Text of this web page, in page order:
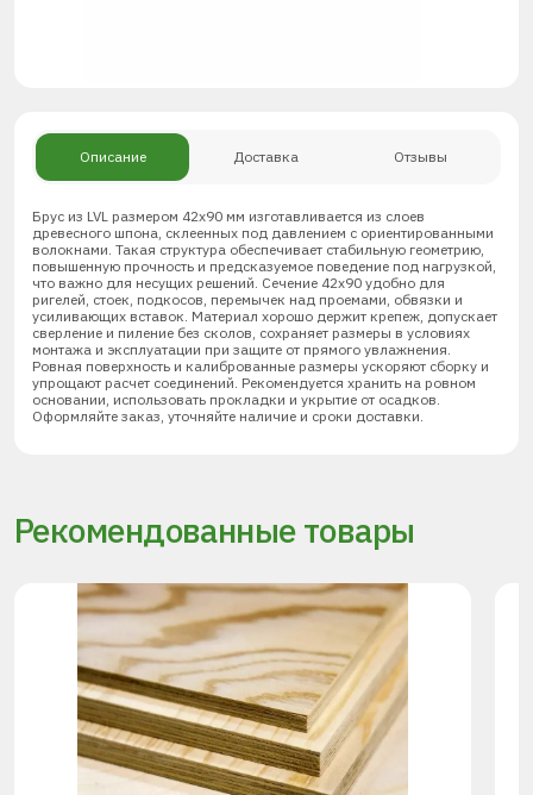
Описание Доставка Отзывы
Брус из LVL размером 42х90 мм изготавливается из слоев
древесного шпона, склеенных под давлением с ориентированными
волокнами. Такая структура обеспечивает стабильную геометрию,
повышенную прочность и предсказуемое поведение под нагрузкой,
что важно для несущих решений. Сечение 42х90 удобно для
ригелей, стоек, подкосов, перемычек над проемами, обвязки и
усиливающих вставок. Материал хорошо держит крепеж, допускает
сверление и пиление без сколов, сохраняет размеры в условиях
монтажа и эксплуатации при защите от прямого увлажнения.
Ровная поверхность и калиброванные размеры ускоряют сборку и
упрощают расчет соединений. Рекомендуется хранить на ровном
основании, использовать прокладки и укрытие от осадков.
Оформляйте заказ, уточняйте наличие и сроки доставки.
Рекомендованные товары